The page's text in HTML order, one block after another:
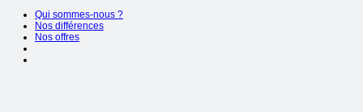
Qui sommes-nous ?
Nos différences
Nos offres